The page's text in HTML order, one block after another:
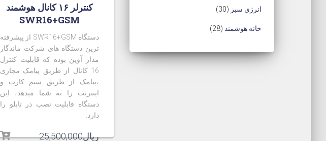
انرژی سبز 30
3
0
ح
خانه هوشمند 28
2
کنترلر ۱۶ کانال هوشمند
SWR16+GSM
دستگاه SWR16+GSM از پیشرفته
ترین دستگاه های شرکت ماندگار
مدار آوین بوده که قابلیت کنترل
16 کانال از طریق پیامک مجازی
،پیامک از طریق سیم کارت و
اینترنت را به شما میدهد، این
دستگاه قابلیت نصب در تابلو را
دارد.
ریال25,500,000